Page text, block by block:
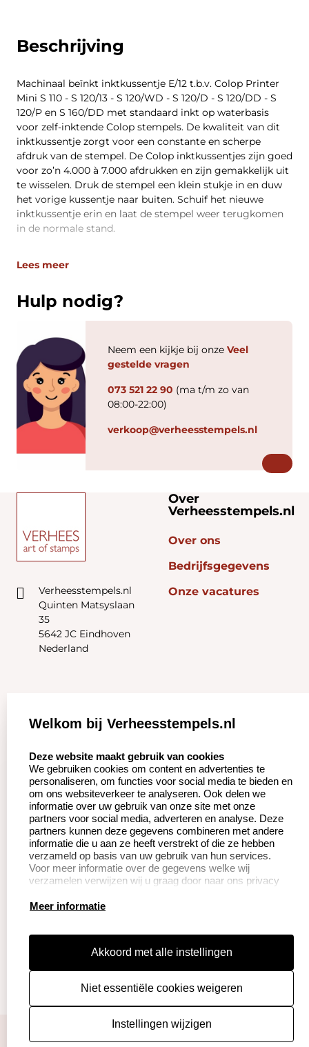
Beschrijving
Machinaal beïnkt inktkussentje E/12 t.b.v. Colop Printer
Mini S 110 - S 120/13 - S 120/WD - S 120/D - S 120/DD - S
120/P en S 160/DD met standaard inkt op waterbasis
voor zelf-inktende Colop stempels. De kwaliteit van dit
inktkussentje zorgt voor een constante en scherpe
afdruk van de stempel. De Colop inktkussentjes zijn goed
voor zo’n 4.000 à 7.000 afdrukken en zijn gemakkelijk uit
te wisselen. Druk de stempel een klein stukje in en duw
het vorige kussentje naar buiten. Schuif het nieuwe
inktkussentje erin en laat de stempel weer terugkomen
in de normale stand.
Lees meer
Hulp nodig?
Neem een kijkje bij onze Veel
gestelde vragen
073 521 22 90 (ma t/m zo van
08:00-22:00)
verkoop@verheesstempels.nl
Verheesstempels.nl
Quinten Matsyslaan
35
5642 JC Eindhoven
Nederland
Over
Verheesstempels.nl
Over ons
Bedrijfsgegevens
Onze vacatures
Zakelijk:
Betaling &
Verzending
Wederverkoper
worden
Klantenservice:
Veel gestelde vragen
Herroepingsrecht
Retourneren
Productinformatie:
Instructie voor
Aanleverspecificaties
Safety Sheets
algemene voorwaarden
disclaimer
Cookies resetten
Welkom bij Verheesstempels.nl
Deze website maakt gebruik van cookies
We gebruiken cookies om content en advertenties te
personaliseren, om functies voor social media te bieden en
om ons websiteverkeer te analyseren. Ook delen we
informatie over uw gebruik van onze site met onze
partners voor social media, adverteren en analyse. Deze
partners kunnen deze gegevens combineren met andere
informatie die u aan ze heeft verstrekt of die ze hebben
verzameld op basis van uw gebruik van hun services.
Voor meer informatie over de gegevens welke wij
verzamelen verwijzen wij u graag door naar ons privacy
Meer informatie
Akkoord met alle instellingen
Niet essentiële cookies weigeren
Instellingen wijzigen